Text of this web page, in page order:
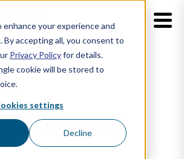
your experience and
By accepting all, you consent to
Privacy Policyfor details.
cookie will be stored to
settings
Decline